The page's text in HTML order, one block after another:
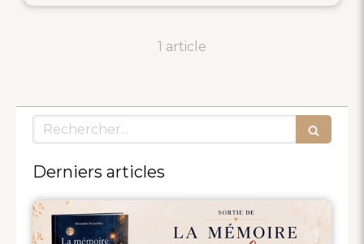
1 article
Rechercher
Derniers articles